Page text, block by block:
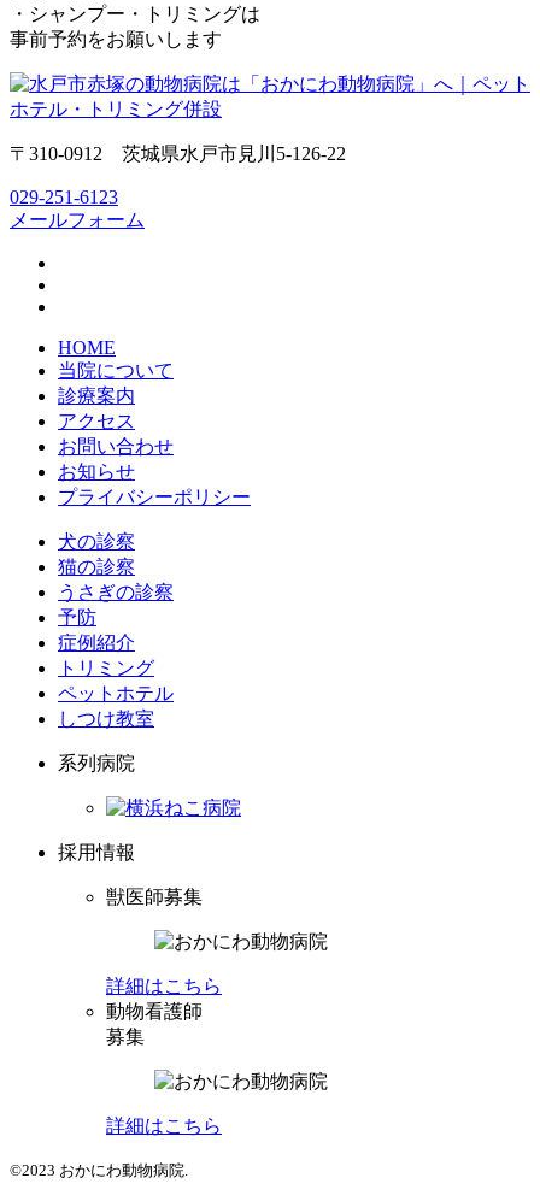
・シャンプー・トリミングは
事前予約をお願いします
〒310-0912 茨城県水戸市見川5-126-22
029-251-6123
メールフォーム
HOME
当院について
診療案内
アクセス
お問い合わせ
お知らせ
プライバシーポリシー
犬の診察
猫の診察
うさぎの診察
予防
症例紹介
トリミング
ペットホテル
しつけ教室
系列病院
採用情報
獣医師募集
詳細はこちら
動物看護師
募集
詳細はこちら
©2023 おかにわ動物病院.